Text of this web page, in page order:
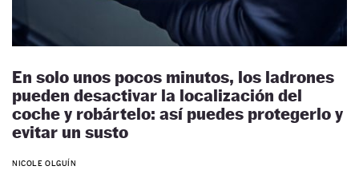
En solo unos pocos minutos, los ladrones
pueden desactivar la localización del
coche y robártelo: así puedes protegerlo y
evitar un susto
NICOLE OLGUÍN